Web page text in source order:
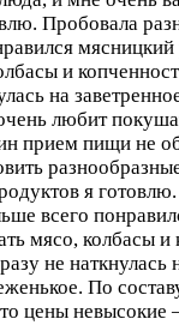
Пробовала
и
на
любит
прием пищи не
я
всего
мясо, колбасы и
не наткнулась
По
цены невысокие